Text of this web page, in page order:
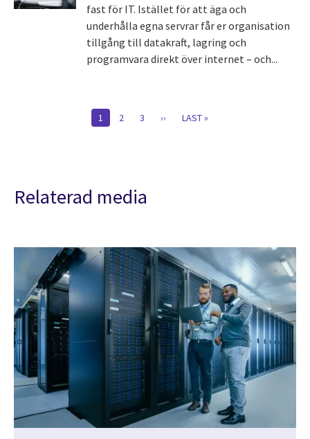
fast för IT. Istället för att äga och
underhålla egna servrar får er organisation
tillgång till datakraft, lagring och
programvara direkt över internet – och...
CURRENT
1 SIDA
2 SIDA
3
NÄSTA
››
SISTA
LAST »
Relaterad media